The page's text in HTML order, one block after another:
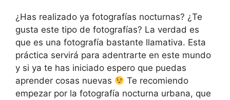
¿Has realizado ya fotografías nocturnas? ¿Te
gusta este tipo de fotografías? La verdad es
que es una fotografía bastante llamativa. Esta
práctica servirá para adentrarte en este mundo
y si ya te has iniciado espero que puedas
aprender cosas nuevas
Te recomiendo
empezar por la fotografía nocturna urbana, que